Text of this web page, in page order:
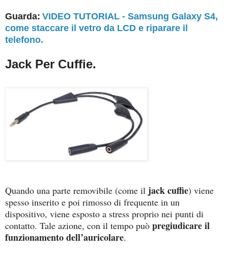
Guarda: VIDEO TUTORIAL - Samsung Galaxy S4,
come staccare il vetro da LCD e riparare il
telefono.
Jack Per Cuffie.
Quando una parte removibile (come il jack cuffie) viene
spesso inserito e poi rimosso di frequente in un
dispositivo, viene esposto a stress proprio nei punti di
contatto. Tale azione, con il tempo può pregiudicare il
funzionamento dell’auricolare.